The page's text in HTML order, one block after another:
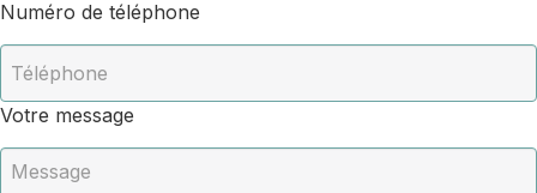
Numéro de téléphone
Votre message